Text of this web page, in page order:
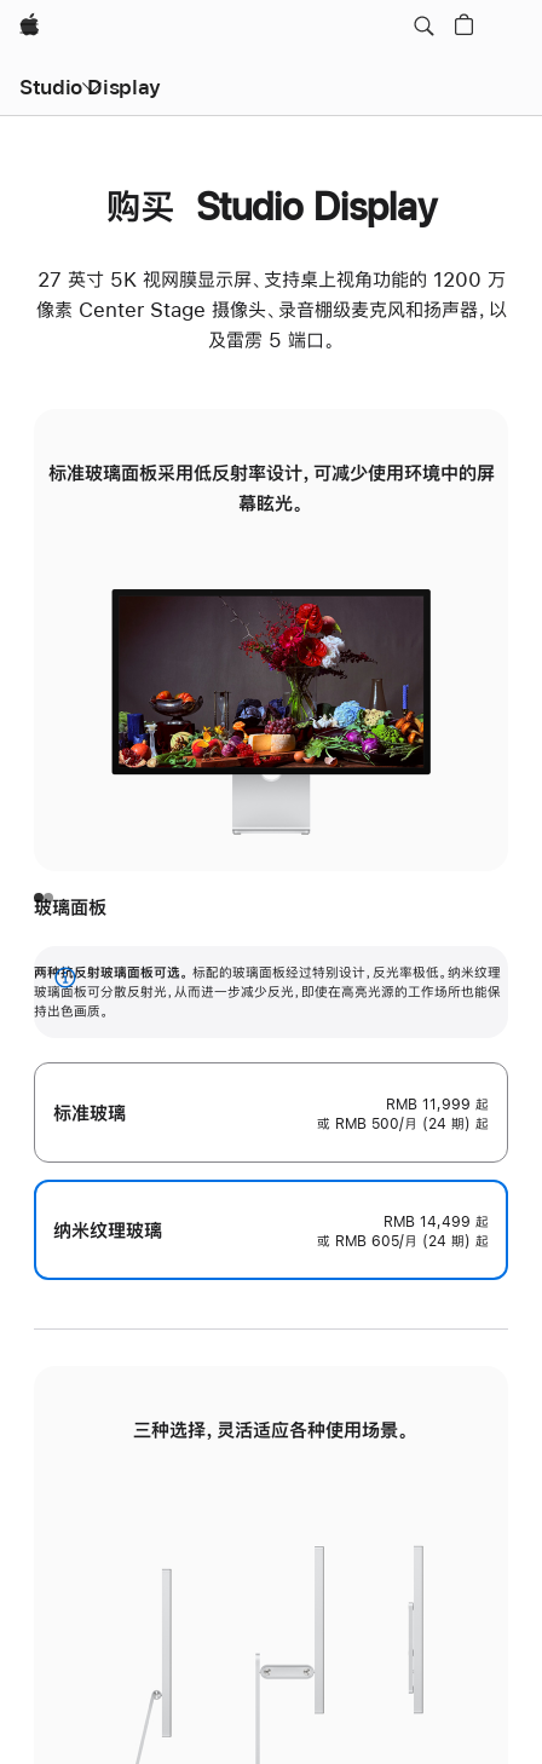
Apple
Studio Display
购买 Studio Display
27 英寸 5K 视网膜显示屏、支持桌上视角功能的 1200 万
像素 Center Stage 摄像头、录音棚级麦克风和扬声器，以
及雷雳 5 端口。
标准玻璃面板采用低反射率设计，可减少使用环境中的屏
幕眩光。
玻璃面板
两种抗反射玻璃面板可选。 标配的玻璃面板经过特别设计，反光率极低。纳米纹理
玻璃面板可分散反射光，从而进一步减少反光，即使在高亮光源的工作场所也能保
持出色画质。
展
开
标准玻璃 RMB 11,999 起
或 RMB 500/月 (24 期) 起
纳米纹理玻璃 RMB 14,499 起
或 RMB 605/月 (24 期) 起
三种选择，灵活适应各种使用场景。